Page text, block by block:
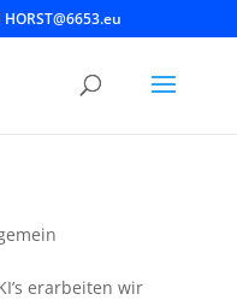
HORST@6653.eu
erarbeiten wir